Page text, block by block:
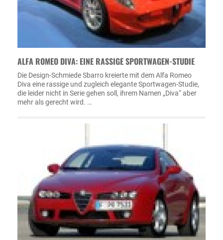
ALFA ROMEO DIVA: EINE RASSIGE SPORTWAGEN-STUDIE
Die Design-Schmiede Sbarro kreierte mit dem Alfa Romeo
Diva eine rassige und zugleich elegante Sportwagen-Studie,
die leider nicht in Serie gehen soll, ihrem Namen „Diva“ aber
mehr als gerecht wird. …